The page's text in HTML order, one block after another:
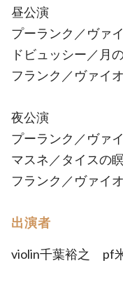
昼公演
プーランク／ヴァ
ドビュッシー／月
フランク／ヴァイ
夜公演
プーランク／ヴァ
マスネ／タイスの
フランク／ヴァイ
出演者
violin千葉裕之 pf